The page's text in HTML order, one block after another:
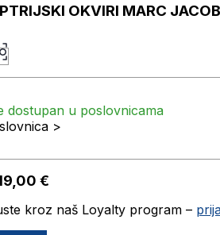
OKVIRI MARC
dostupan u poslovnicama
>
€
kroz naš Loyalty program –